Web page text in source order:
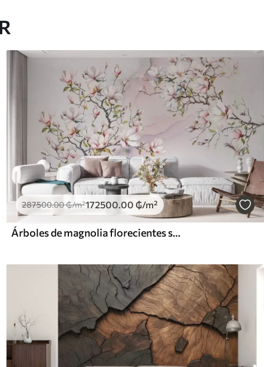
287500.00₲/m²172500 .00 ₲/m²
Árboles de magnolia florecientes sobre un fondo de mármol